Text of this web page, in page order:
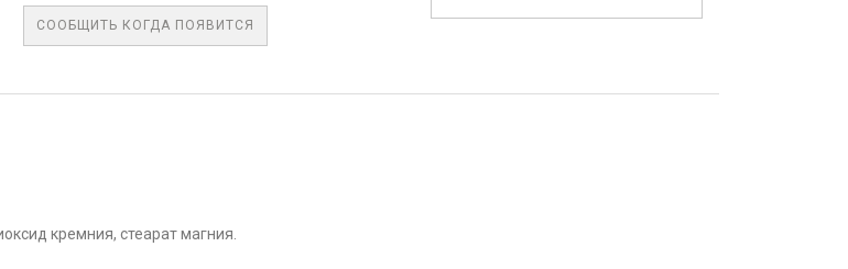
СООБЩИТЬ КОГДА ПОЯВИТСЯ
кремния, стеарат магния.